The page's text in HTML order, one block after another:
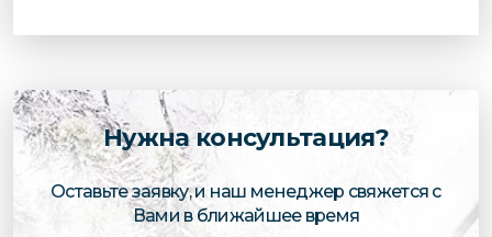
Нужна консультация?
Оставьте заявку, и наш менеджер свяжется с
Вами в ближайшее время